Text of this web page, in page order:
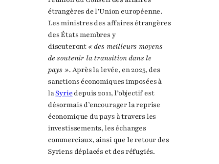
étrangères de l’Union européenne.
Les ministres des affaires étrangères
des États membres y
discuteront « des meilleurs moyens
de soutenir la transition dans le
pays ». Après la levée, en 2025, des
sanctions économiques imposées à
laSyrie depuis 2011, l’objectif est
désormais d’encourager la reprise
économique du pays à travers les
investissements, les échanges
commerciaux, ainsi que le retour des
Syriens déplacés et des réfugiés.